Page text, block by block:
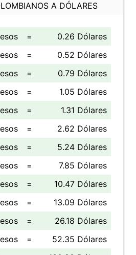
A DÓLARES
=
0.26 Dólares
=
0.52 Dólares
=
0.79 Dólares
=
1.05 Dólares
=
1.31 Dólares
=
2.62 Dólares
=
5.24 Dólares
=
7.85 Dólares
=
10.47 Dólares
=
13.09 Dólares
=
26.18 Dólares
=
52.35 Dólares